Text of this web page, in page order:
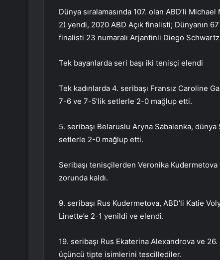
Dünya sıralamasında 107. olan ABD’li
2) yendi, 2020 ABD Açık finalisti; Dünyanın
finalisti 23 numaralı Arjantinli Diego
Tek bayanlarda seri başı iki tenisçi elendi
Tek kadınlarda 4. seribaşı Fransız Caroline
7-6 ve 7-5’lik setlerle 2-0 mağlup etti.
5. seribaşı Belaruslu Aryna Sabalenka, dünya
setlerle 2-0 mağlup etti.
Seribaşı tenisçilerden Veronika
zorunda kaldı.
9. seribaşı Rus Kudermetova, ABD’li Katie
Linette’e 2-1 yenildi ve elendi.
19. seribaşı Rus Ekaterina Alexandrova ve
üçüncü tipte isimlerini tescillediler.